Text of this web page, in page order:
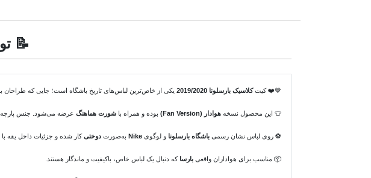
📝
💙❤️ کیتکلاسیک بارسلونا 2019/2020 یکی از خاص‌ترین لباس‌های تاریخ باشگاه است؛ جایی که طراحان
👕 این محصول نسخه هوادار (Fan Version) بوده و همراه با شورت هماهنگ عرضه می‌شود. جنس پارچه
⚽ روی لباس نشان رسمی باشگاه بارسلونا و لوگوی Nike به‌صورت دوختیکار شده و جزئیات داخل یقه
📦 مناسب برای هواداران واقعی بارسا که دنبال یک لباس خاص، باکیفیت و ماندگار هستند.